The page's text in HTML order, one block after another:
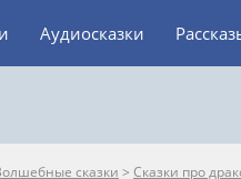
Аудиосказки
сказки > Сказки про